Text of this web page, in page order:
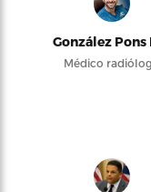
González Pons
Médico